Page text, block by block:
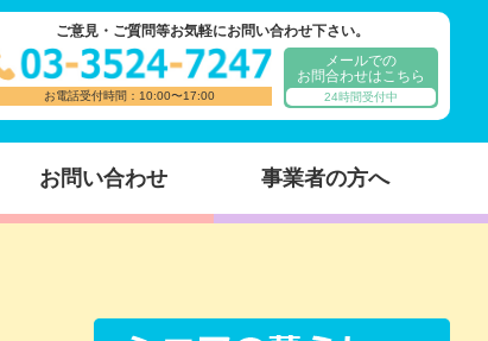
ご意見・ご質問等お気軽にお問い合わせ下さい。
お電話受付時間：10:00〜17:00
メールでの
お問合わせはこちら
24時間受付中
お問い合わせ 事業者の方へ